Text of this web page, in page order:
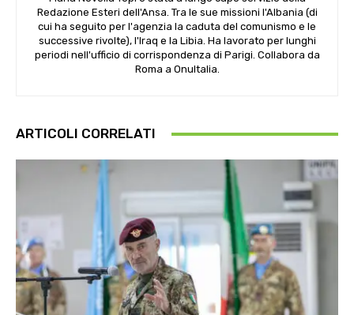
Redazione Esteri dell'Ansa. Tra le sue missioni l'Albania (di
cui ha seguito per l'agenzia la caduta del comunismo e le
successive rivolte), l'Iraq e la Libia. Ha lavorato per lunghi
periodi nell'ufficio di corrispondenza di Parigi. Collabora da
Roma a OnuItalia.
ARTICOLI CORRELATI